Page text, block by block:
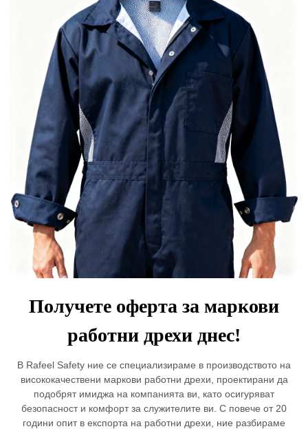
Получете оферта за маркови
работни дрехи днес!
В Rafeel Safety ние се специализираме в производството на
висококачествени маркови работни дрехи, проектирани да
подобрят имиджа на компанията ви, като осигуряват
безопасност и комфорт за служителите ви. С повече от 20
години опит в експорта на работни дрехи, ние разбираме